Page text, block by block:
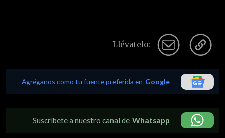
Llévatelo:
Agréganos como tu fuente preferida en Google
Suscríbete a nuestro canal de Whatsapp